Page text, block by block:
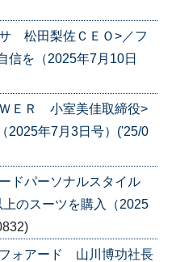
松田梨佐ＣＥＯ>／フ
信を（2025年7月10日
ＥＲ 小室美佳取締役>
2025年7月3日号）('25/0
ドパーソナルスタイル
のスーツを購入（2025
ォアード 山川博功社長